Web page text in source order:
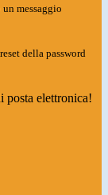
messaggio
della password
posta elettronica!